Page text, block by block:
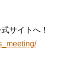
サイトへ！